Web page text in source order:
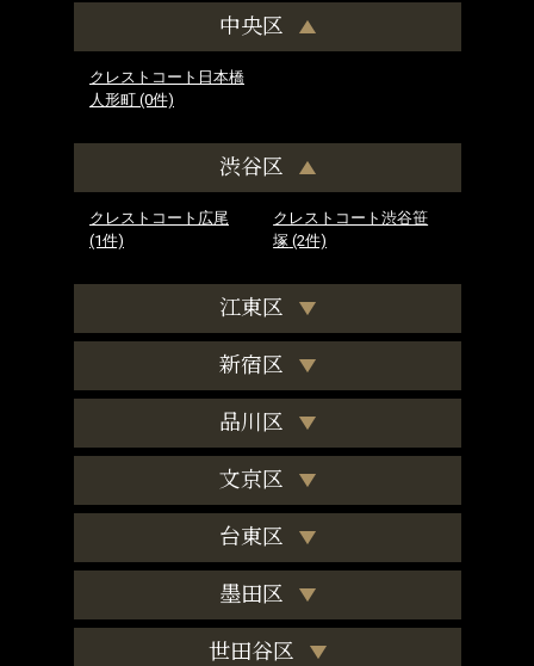
中央区
クレストコート日本橋
人形町 (0件)
渋谷区
クレストコート広尾
(1件)
クレストコート渋谷笹
塚 (2件)
江東区
新宿区
品川区
文京区
台東区
墨田区
世田谷区